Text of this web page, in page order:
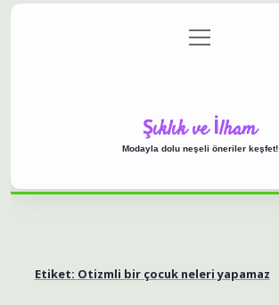
Gizlilik Politikası
menüyü
aç
Şıklık ve İlham
Modayla dolu neşeli öneriler keşfet!
Etiket: Otizmli bir çocuk neleri yapamaz